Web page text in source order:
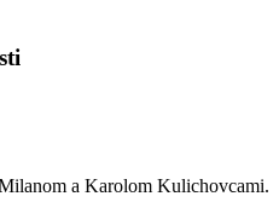
a Karolom Kulichovcami.